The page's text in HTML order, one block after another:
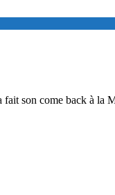
son come back à la